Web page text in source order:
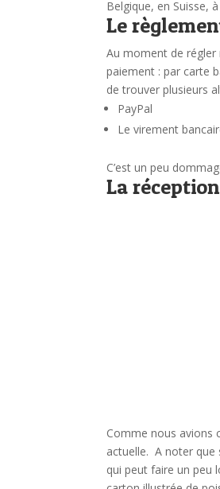
Belgique, en Suisse,
Le
Au moment de
paiement : par carte
de trouver plusieurs
PayPal
Le virement
C’est un peu
La
Comme nous avions
actuelle.A noter que
qui peut faire un peu